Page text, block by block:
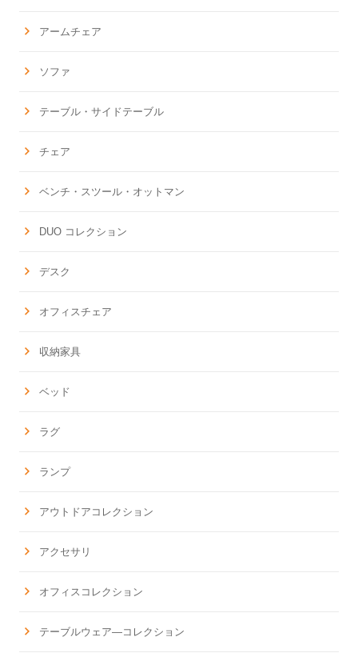
アームチェア
ソファ
テーブル・サイドテーブル
チェア
ベンチ・スツール・オットマン
DUO コレクション
デスク
オフィスチェア
収納家具
ベッド
ラグ
ランプ
アウトドアコレクション
アクセサリ
オフィスコレクション
テーブルウェア―コレクション